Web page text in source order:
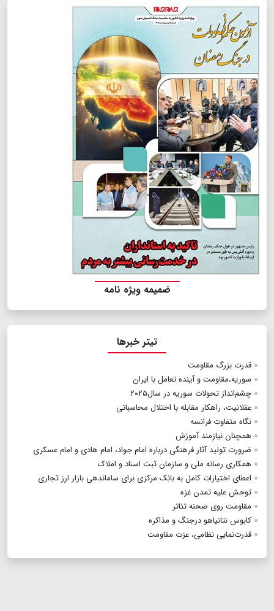
ضمیمه ویژه نامه
تیتر خبرها
قدرت بزرگ مقاومت
سوریه،مقاومت و آینده تعامل با ایران
چشم‌انداز تحولات سوریه در سال۲۰۲۵
عقلانیت، راهکار مقابله با اختلال محاسباتی
نگاه متفاوت فرانسه
همچنان نیازمند آموزش
ضرورت تولید آثار فرهنگی درباره امام جواد، امام هادی و امام عسکری
همکاری رسانه ملی و سازمان ثبت اسناد و املاک
اعطای اختیارات کامل به بانک مرکزی برای ساماندهی بازار ارز تجاری
توحش علیه تمدن غزه
مقاومت روی صحنه تئاتر
کابوس نتانیاهو درجنگ و مذاکره
قدرت‌نمایی نظامی، عزت مقاومت